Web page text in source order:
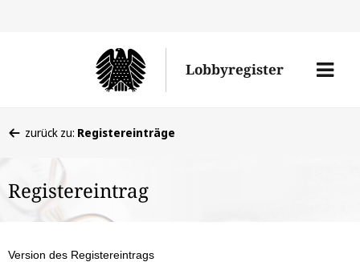
Lobbyregister
Menü
befinden
hier:
zurück zu: Registereinträge
Registereintrag
Version des Registereintrags